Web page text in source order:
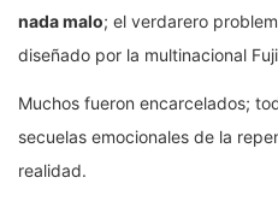
nada malo; el verdarero
diseñado por la multinacional
Muchos fueron encarcelados;
secuelas emocionales de la
realidad.